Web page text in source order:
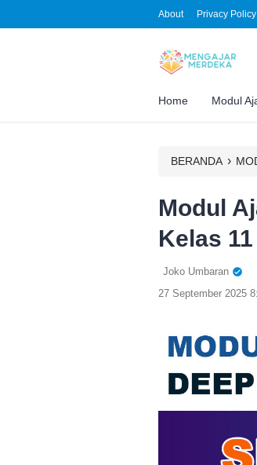
About Privacy Policy
Home Modul
BERANDA ›
Modul
Kelas
Joko Umbaran
27 September 2025